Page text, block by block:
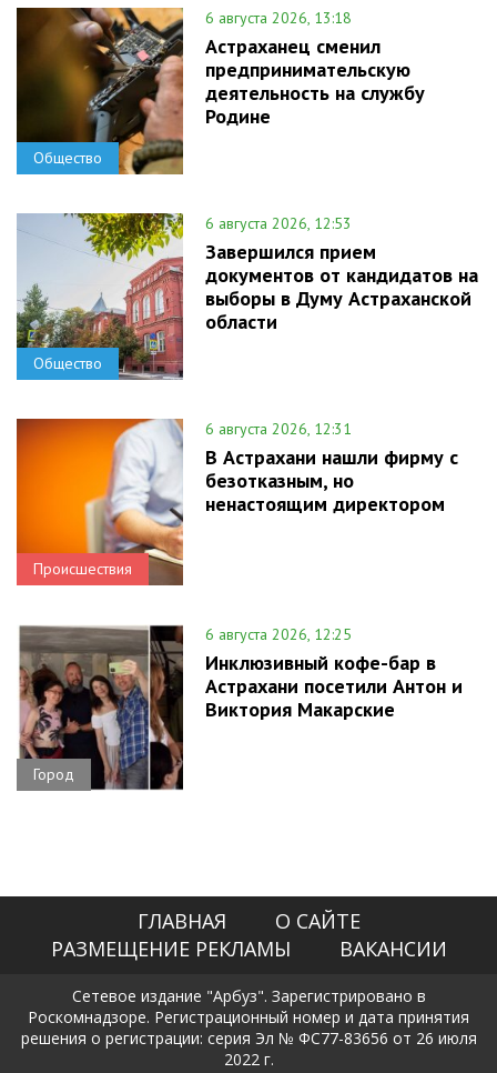
Общество
6 августа 2026, 13:18
Астраханец сменил
предпринимательскую
деятельность на службу
Родине
Общество
6 августа 2026, 12:53
Завершился прием
документов от кандидатов на
выборы в Думу Астраханской
области
Происшествия
6 августа 2026, 12:31
В Астрахани нашли фирму с
безотказным, но
ненастоящим директором
Город
6 августа 2026, 12:25
Инклюзивный кофе-бар в
Астрахани посетили Антон и
Виктория Макарские
ГЛАВНАЯ
О САЙТЕ
РАЗМЕЩЕНИЕ РЕКЛАМЫ
ВАКАНСИИ
Сетевое издание "Арбуз". Зарегистрировано в
Роскомнадзоре. Регистрационный номер и дата принятия
решения о регистрации: серия Эл № ФС77-83656 от 26 июля
2022 г.